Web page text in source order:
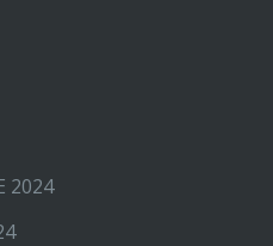
2024